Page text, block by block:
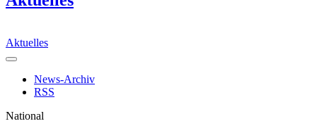
Aktuelles
News-Archiv
RSS
National